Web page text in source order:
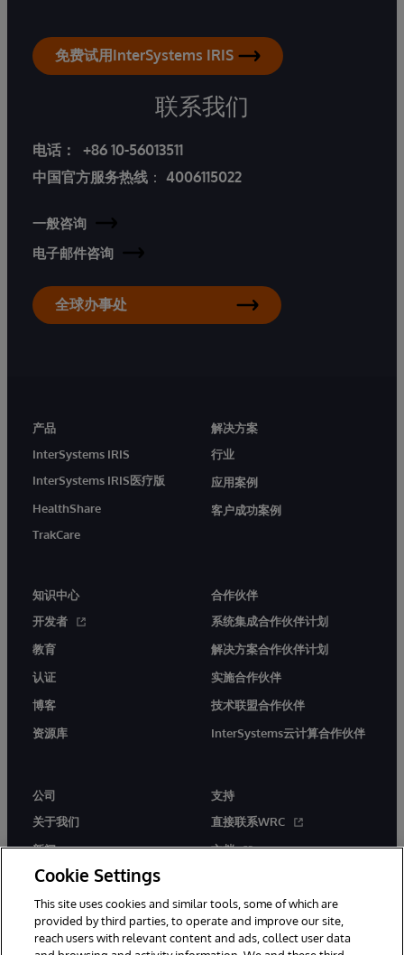
免费试用InterSystems IRIS
联系我们
电话：
+86 10-56013511
中国官方服务热线 ： 4006115022
一般咨询
电子邮件咨询
全球办事处
产品
InterSystems IRIS
InterSystems IRIS医疗版
HealthShare
TrakCare
解决方案
行业
应用案例
客户成功案例
知识中心
开发者
教育
认证
博客
资源库
合作伙伴
系统集成合作伙伴计划
解决方案合作伙伴计划
实施合作伙伴
技术联盟合作伙伴
InterSystems云计算合作伙伴
公司
关于我们
新闻
活动
工作机会
支持
直接联系WRC
文档
Cookie Settings
This site uses cookies and similar tools, some of which are
provided by third parties, to operate and improve our site,
reach users with relevant content and ads, collect user data